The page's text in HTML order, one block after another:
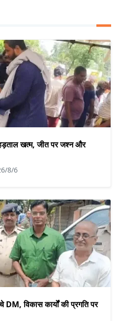
हड़ताल खत्म, जीत पर जश्न और
8/6
DM, विकास कार्यों की प्रगति पर